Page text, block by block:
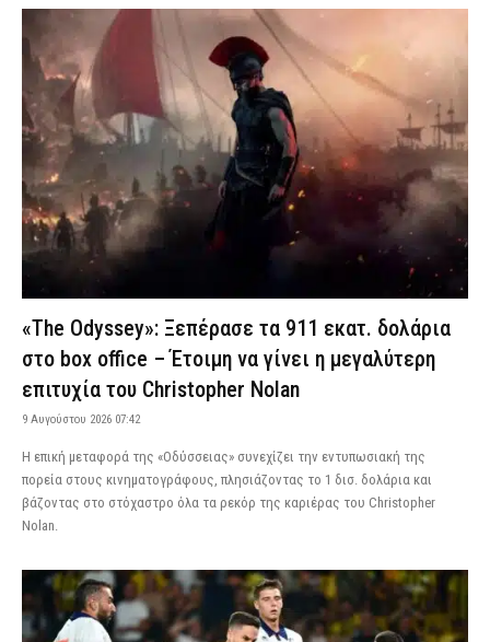
«The Odyssey»: Ξεπέρασε τα 911 εκατ. δολάρια
στο box office – Έτοιμη να γίνει η μεγαλύτερη
επιτυχία του Christopher Nolan
9 Αυγούστου 2026 07:42
Η επική μεταφορά της «Οδύσσειας» συνεχίζει την εντυπωσιακή της
πορεία στους κινηματογράφους, πλησιάζοντας το 1 δισ. δολάρια και
βάζοντας στο στόχαστρο όλα τα ρεκόρ της καριέρας του Christopher
Nolan.